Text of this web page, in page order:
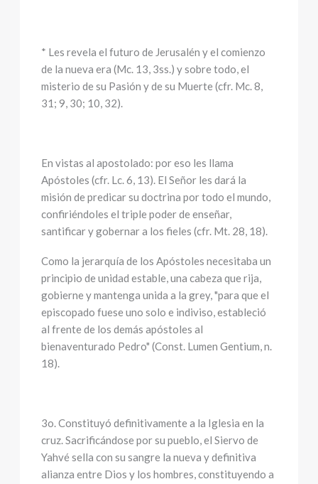
* Les revela el futuro de Jerusalén y el comienzo
de la nueva era (Mc. 13, 3ss.) y sobre todo, el
misterio de su Pasión y de su Muerte (cfr. Mc. 8,
31; 9, 30; 10, 32).
En vistas al apostolado: por eso les llama
Apóstoles (cfr. Lc. 6, 13). El Señor les dará la
misión de predicar su doctrina por todo el mundo,
confiriéndoles el triple poder de enseñar,
santificar y gobernar a los fieles (cfr. Mt. 28, 18).
Como la jerarquía de los Apóstoles necesitaba un
principio de unidad estable, una cabeza que rija,
gobierne y mantenga unida a la grey, "para que el
episcopado fuese uno solo e indiviso, estableció
al frente de los demás apóstoles al
bienaventurado Pedro" (Const. Lumen Gentium, n.
18).
3o. Constituyó definitivamente a la Iglesia en la
cruz. Sacrificándose por su pueblo, el Siervo de
Yahvé sella con su sangre la nueva y definitiva
alianza entre Dios y los hombres, constituyendo a